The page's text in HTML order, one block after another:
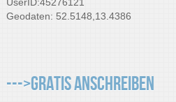
Geodaten: 52.5148,13.4386
--->Gratis Anschreiben